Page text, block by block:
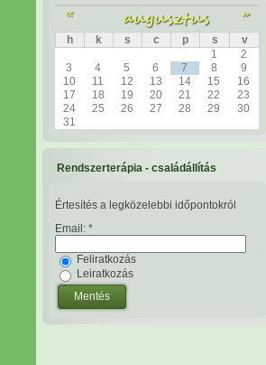
« augusztus »
h k s c p s
v
1
2
3
4 5 6 7 8
9
10
11 12 13 14 15
16
17
18 19 20 21 22
23
24
25 26 27 28 29
30
31
Rendszerterápia - családállítás
Értesítés a legközelebbi időpontokról
Email: *
Feliratkozás
Leiratkozás